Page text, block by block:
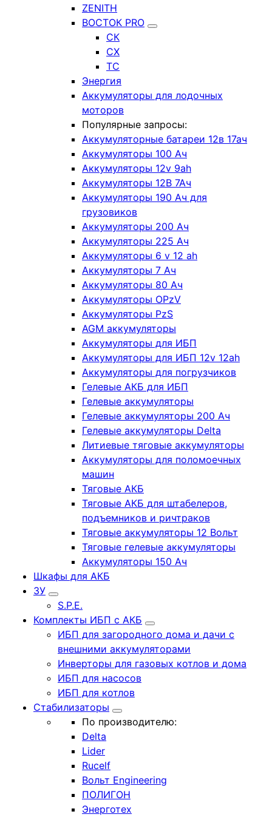
ZENITH
ВОСТОК PRO
СК
СХ
ТС
Энергия
Аккумуляторы для лодочных
моторов
Популярные запросы:
Аккумуляторные батареи 12в 17ач
Аккумуляторы 100 Ач
Аккумуляторы 12v 9ah
Аккумуляторы 12В 7Ач
Аккумуляторы 190 Ач для
грузовиков
Аккумуляторы 200 Ач
Аккумуляторы 225 Ач
Аккумуляторы 6 v 12 ah
Аккумуляторы 7 Ач
Аккумуляторы 80 Ач
Аккумуляторы OPzV
Аккумуляторы PzS
AGM аккумуляторы
Аккумуляторы для ИБП
Аккумуляторы для ИБП 12v 12ah
Аккумуляторы для погрузчиков
Гелевые АКБ для ИБП
Гелевые аккумуляторы
Гелевые аккумуляторы 200 Ач
Гелевые аккумуляторы Delta
Литиевые тяговые аккумуляторы
Аккумуляторы для поломоечных
машин
Тяговые АКБ
Тяговые АКБ для штабелеров,
подъемников и ричтраков
Тяговые аккумуляторы 12 Вольт
Тяговые гелевые аккумуляторы
Аккумуляторы 150 Ач
Шкафы для АКБ
ЗУ
S.P.E.
Комплекты ИБП с АКБ
ИБП для загородного дома и дачи с
внешними аккумуляторами
Инверторы для газовых котлов и дома
ИБП для насосов
ИБП для котлов
Стабилизаторы
По производителю:
Delta
Lider
Rucelf
Вольт Engineering
ПОЛИГОН
Энерготех